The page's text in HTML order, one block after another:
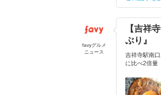
favyグルメ
ニュース
【吉祥
ぶり』
吉祥寺駅南
に比べ2倍量